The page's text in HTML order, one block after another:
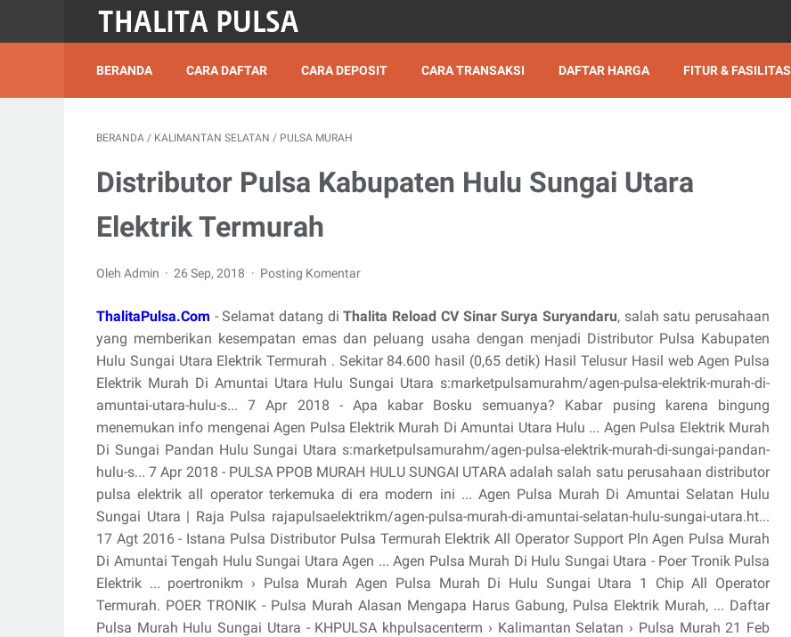
BERANDA CARA DAFTAR CARA DEPOSIT CARA TRANSAKSI DAFTAR HARGA FITUR & FASILITAS
BERANDA / KALIMANTAN SELATAN / PULSA MURAH
Distributor Pulsa Kabupaten Hulu Sungai Utara
Elektrik Termurah
Oleh Admin 26 Sep, 2018 Posting Komentar
ThalitaPulsa.Com - Selamat datang diThalita Reload CV Sinar Surya Suryandaru, salah satu perusahaan
yang memberikan kesempatan emas dan peluang usaha dengan menjadi Distributor Pulsa Kabupaten
Hulu Sungai Utara Elektrik Termurah . Sekitar 84.600 hasil (0,65 detik) Hasil Telusur Hasil web Agen Pulsa
Elektrik Murah Di Amuntai Utara Hulu Sungai Utara s:marketpulsamurahm/agen-pulsa-elektrik-murah-di-
amuntai-utara-hulu-s... 7 Apr 2018 - Apa kabar Bosku semuanya? Kabar pusing karena bingung
menemukan info mengenai Agen Pulsa Elektrik Murah Di Amuntai Utara Hulu ... Agen Pulsa Elektrik Murah
Di Sungai Pandan Hulu Sungai Utara s:marketpulsamurahm/agen-pulsa-elektrik-murah-di-sungai-pandan-
hulu-s... 7 Apr 2018 - PULSA PPOB MURAH HULU SUNGAI UTARA adalah salah satu perusahaan distributor
pulsa elektrik all operator terkemuka di era modern ini ... Agen Pulsa Murah Di Amuntai Selatan Hulu
Sungai Utara | Raja Pulsa rajapulsaelektrikm/agen-pulsa-murah-di-amuntai-selatan-hulu-sungai-utara.ht...
17 Agt 2016 - Istana Pulsa Distributor Pulsa Termurah Elektrik All Operator Support Pln Agen Pulsa Murah
Di Amuntai Tengah Hulu Sungai Utara Agen ... Agen Pulsa Murah Di Hulu Sungai Utara - Poer Tronik Pulsa
Elektrik ... poertronikm › Pulsa Murah Agen Pulsa Murah Di Hulu Sungai Utara 1 Chip All Operator
Termurah. POER TRONIK - Pulsa Murah Alasan Mengapa Harus Gabung, Pulsa Elektrik Murah, ... Daftar
Pulsa Murah Hulu Sungai Utara - KHPULSA khpulsacenterm › Kalimantan Selatan › Pulsa Murah 21 Feb